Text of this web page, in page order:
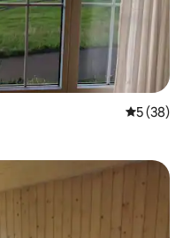
レビュー
5 (38)